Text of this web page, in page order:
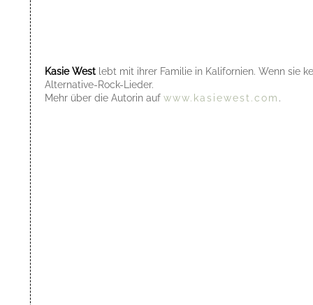
Kasie West lebt mit ihrer Familie in Kalifornien. Wenn sie
Alternative-Rock-Lieder.
Mehr über die Autorin auf www.kasiewest.com .